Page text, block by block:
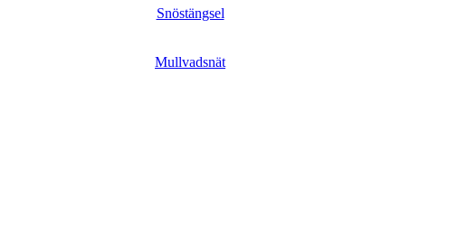
Snöstängsel
Mullvadsnät